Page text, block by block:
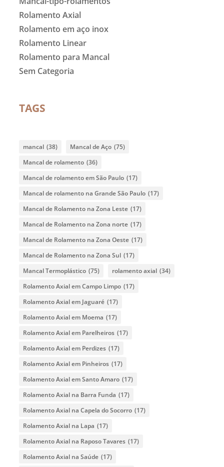
Rolamento Axial
Rolamento em aço inox
Rolamento Linear
Rolamento para Mancal
Sem Categoria
TAGS
mancal (38) Mancal de Aço (75)
Mancal de rolamento (36)
Mancal de rolamento em São Paulo (17)
Mancal de rolamento na Grande São Paulo (17)
Mancal de Rolamento na Zona Leste (17)
Mancal de Rolamento na Zona norte (17)
Mancal de Rolamento na Zona Oeste (17)
Mancal de Rolamento na Zona Sul (17)
Mancal Termoplástico (75) rolamento axial (34)
Rolamento Axial em Campo Limpo (17)
Rolamento Axial em Jaguaré (17)
Rolamento Axial em Moema (17)
Rolamento Axial em Parelheiros (17)
Rolamento Axial em Perdizes (17)
Rolamento Axial em Pinheiros (17)
Rolamento Axial em Santo Amaro (17)
Rolamento Axial na Barra Funda (17)
Rolamento Axial na Capela do Socorro (17)
Rolamento Axial na Lapa (17)
Rolamento Axial na Raposo Tavares (17)
Rolamento Axial na Saúde (17)